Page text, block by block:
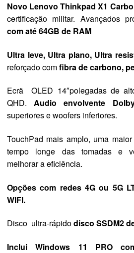
Novo Lenovo Thinkpad X1
certificação militar. Avançados
comaté 64GB de RAM
Ultra leve, Ultra plano, Ultra
reforçado comfibra de carbono,
Ecrã OLED 14″polegadas de
QHD. Audio envolvente
superiores e woofers inferiores.
TouchPad mais amplo, uma
tempo longe das tomadas e
melhorar a eficiência.
Opções com redes 4G ou 5G
WIFI.
Disco ultra-rápidodisco SSDM2
Inclui Windows 11 PRO